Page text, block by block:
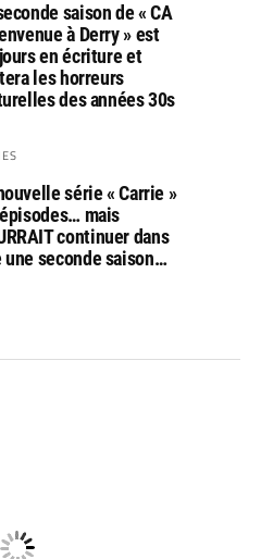
saison de « CA
à Derry » est
en écriture et
les horreurs
des années 30s
série « Carrie »
mais
continuer dans
une seconde saison…